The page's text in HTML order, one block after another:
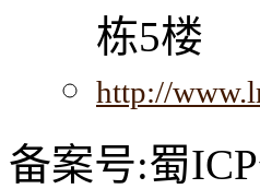
栋5楼
http://
备案号:蜀